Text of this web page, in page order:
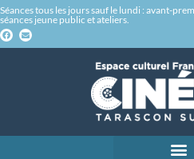
Séances tous les jours sauf le lundi : avant-
séances jeune public et ateliers.